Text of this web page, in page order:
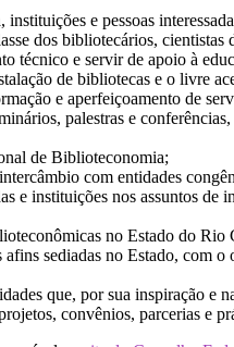
e pessoas
dos bibliotecários,
e servir de apoio à
de bibliotecas e o livre
e aperfeiçoamento de
palestras e
de Biblioteconomia;
com entidades
e instituições nos assuntos
no Estado do Rio
sediadas no Estado, com
que, por sua inspiração e
convênios, parcerias e